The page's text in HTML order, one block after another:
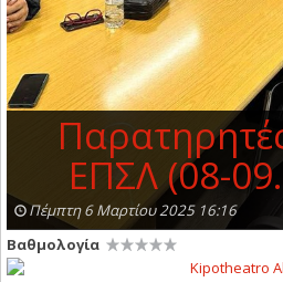
ΕΠΣΛ (08-
Πέμπτη 6 Μαρτίου 2025 16:16
Βαθμολογία